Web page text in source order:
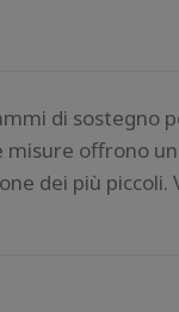
di sostegno
misure offrono
dei più piccoli.